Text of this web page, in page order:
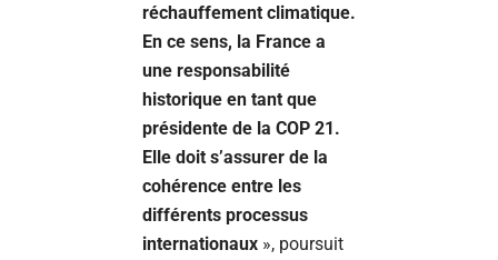
réchauffement climatique.
En ce sens, la France a
une responsabilité
historique en tant que
présidente de la COP 21.
Elle doit s’assurer de la
cohérence entre les
différents processus
internationaux », poursuit